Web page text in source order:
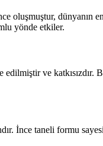
oluşmuştur,
yönde etkiler.
ve katkısızdır.
İnce taneli formu